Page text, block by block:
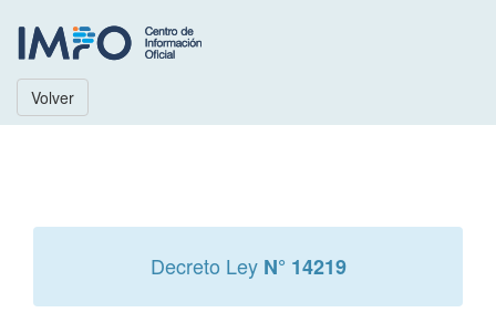
Volver
Decreto Ley N° 14219